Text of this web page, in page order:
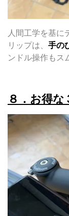
人間工学を基に
リップは、 手の
ンドル操作もス
８．お得